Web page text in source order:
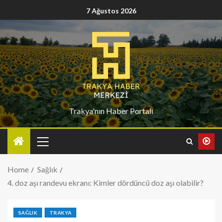
7 Ağustos 2026
Trakya'nın Haber Portalı
Home
Sağlık
4. doz aşı randevu ekranı: Kimler dördüncü doz aşı olabilir?
SAĞLIK TRAKYA